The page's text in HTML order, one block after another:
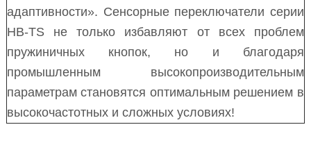
адаптивности». Сенсорные переключатели серии
HB-TS не только избавляют от всех проблем
пружиничных кнопок, но и благодаря
промышленным высокопроизводительным
параметрам становятся оптимальным решением в
высокочастотных и сложных условиях!